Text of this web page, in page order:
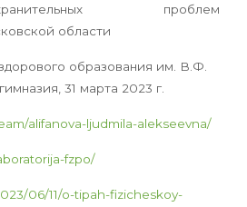
проблем
области
образования им. В.Ф.
31 марта 2023 г.
alifanova-ljudmila-alekseevna/
fzpo/
06/11/o-tipah-fizicheskoy-